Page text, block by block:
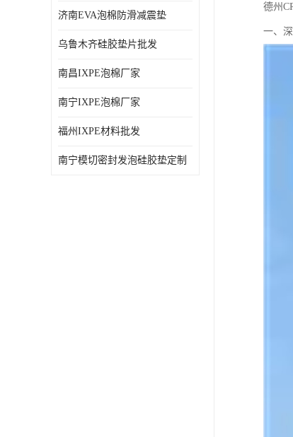
济南EVA泡棉防滑减震垫
乌鲁木齐硅胶垫片批发
南昌IXPE泡棉厂家
南宁IXPE泡棉厂家
福州IXPE材料批发
南宁模切密封发泡硅胶垫定制
德州
一、